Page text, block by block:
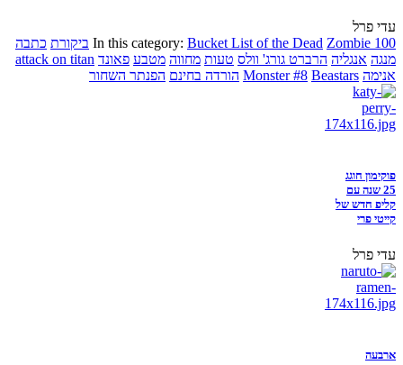
עדי פרל
In this category: Bucket List of the Dead Zombie 100 ביקורת כתבה
מנגה אנגליה הרברט גורג' וולס טעות מחווה מטבע פאונד attack on titan
אנימה
Monster #8 Beastars הורדה בחינם הפנתר השחור
פוקימון חוגג
25 שנה עם
קליפ חדש של
קייטי פרי
עדי פרל
ארבעה